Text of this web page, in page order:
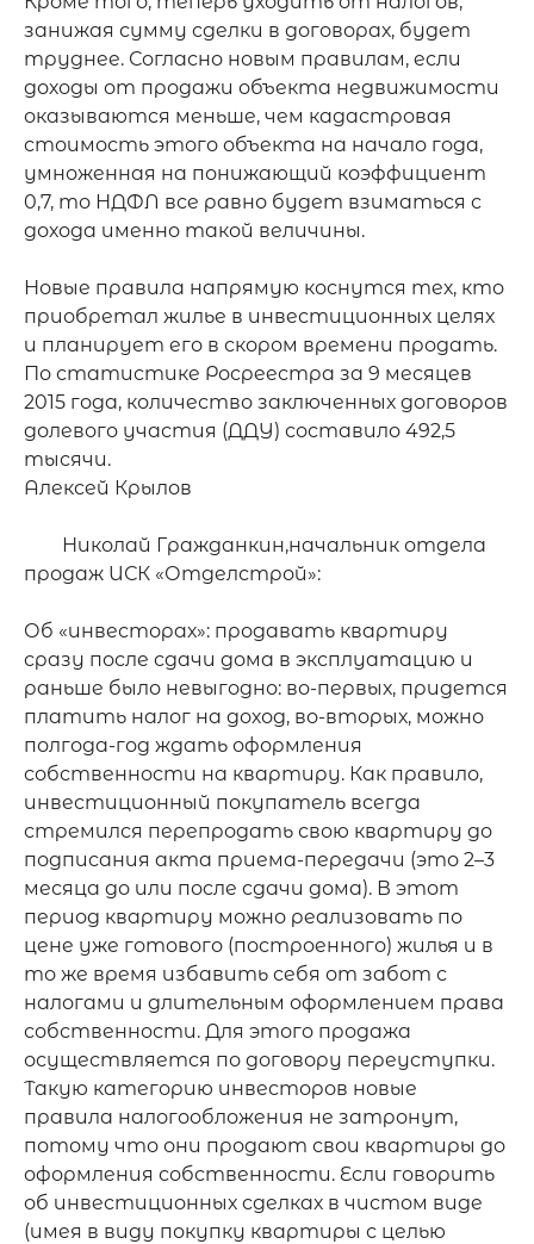
занижая сумму сделки в договорах, будет
труднее. Согласно новым правилам, если
доходы от продажи объекта недвижимости
оказываются меньше, чем кадастровая
стоимость этого объекта на начало года,
умноженная на понижающий коэффициент
0,7, то НДФЛ все равно будет взиматься с
дохода именно такой величины.
Новые правила напрямую коснутся тех, кто
приобретал жилье в инвестиционных целях
и планирует его в скором времени продать.
По статистике Росреестра за 9 месяцев
2015 года, количество заключенных договоров
долевого участия (ДДУ) составило 492,5
тысячи.
Алексей Крылов
продаж ИСК «Отделстрой»:
Об «инвесторах»: продавать квартиру
сразу после сдачи дома в эксплуатацию и
раньше было невыгодно: во-первых, придется
платить налог на доход, во-вторых, можно
полгода-год ждать оформления
собственности на квартиру. Как правило,
инвестиционный покупатель всегда
стремился перепродать свою квартиру до
подписания акта приема-передачи (это 2–3
месяца до или после сдачи дома). В этот
период квартиру можно реализовать по
цене уже готового (построенного) жилья и в
то же время избавить себя от забот с
налогами и длительным оформлением права
собственности. Для этого продажа
осуществляется по договору переуступки.
Такую категорию инвесторов новые
правила налогообложения не затронут,
потому что они продают свои квартиры до
оформления собственности. Если говорить
об инвестиционных сделках в чистом виде
(имея в виду покупку квартиры с целью